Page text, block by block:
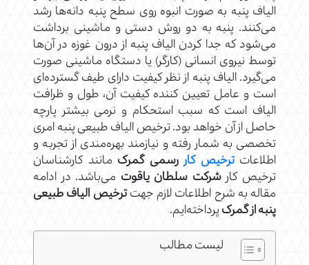
الیاف پنبه به صورت انبوه روی سطح پنبه دانه‌ها رشد
می‌کنند. پنبه به دو روش دستی و ماشینی برداشت
می‌شود که جدا کردن الیاف پنبه از درون غوزه در آن‌ها
توسط نیروی انسانی (کارگر) یا دستگاه ماشینی صورت
می‌گیرد. الیاف پنبه از نظر کیفیت دارای طیف گسترده‌ای
است و عامل تعیین کننده کیفیت آن، طول و ظرافت
الیاف است که سبب استحکام و نرمی بیشتر پارچه
حاصل از آن خواهد بود. ترخیص الیاف طبیعی پنبه امری
تخصصی به شمار رفته و نیازمند بهره‌مندی از تجربه و
اطلاعاتترخیص کاررسمی گمرک مانند کارشناسان
ترخیص کارشرکت سلطان یاقوت می‌باشد. در ادامه
مقاله به شرح اطلاعات لازم جهتترخیص الیاف طبیعی
پنبه از گمرکپرداخته‌ایم.
لیست مطالب